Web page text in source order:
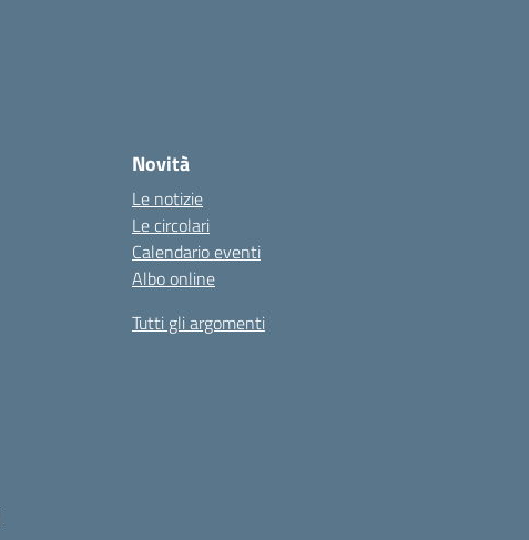
Novità
Le notizie
Le circolari
Calendario eventi
Albo online
Tutti gli argomenti